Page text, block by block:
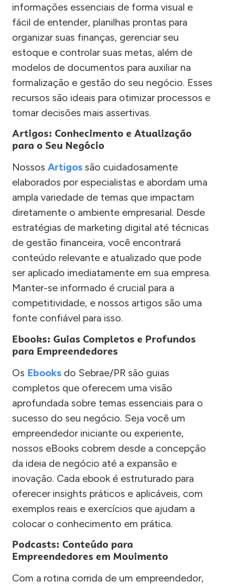
informações essenciais de forma visual e
fácil de entender, planilhas prontas para
organizar suas finanças, gerenciar seu
estoque e controlar suas metas, além de
modelos de documentos para auxiliar na
formalização e gestão do seu negócio. Esses
recursos são ideais para otimizar processos e
tomar decisões mais assertivas.
Artigos: Conhecimento e Atualização
para o Seu Negócio
Nossos Artigos são cuidadosamente
elaborados por especialistas e abordam uma
ampla variedade de temas que impactam
diretamente o ambiente empresarial. Desde
estratégias de marketing digital até técnicas
de gestão financeira, você encontrará
conteúdo relevante e atualizado que pode
ser aplicado imediatamente em sua empresa.
Manter-se informado é crucial para a
competitividade, e nossos artigos são uma
fonte confiável para isso.
Ebooks: Guias Completos e Profundos
para Empreendedores
Os Ebooks do Sebrae/PR são guias
completos que oferecem uma visão
aprofundada sobre temas essenciais para o
sucesso do seu negócio. Seja você um
empreendedor iniciante ou experiente,
nossos eBooks cobrem desde a concepção
da ideia de negócio até a expansão e
inovação. Cada ebook é estruturado para
oferecer insights práticos e aplicáveis, com
exemplos reais e exercícios que ajudam a
colocar o conhecimento em prática.
Podcasts: Conteúdo para
Empreendedores em Movimento
Com a rotina corrida de um empreendedor,